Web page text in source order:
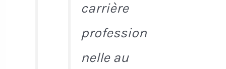
carrière
profession
nelle au